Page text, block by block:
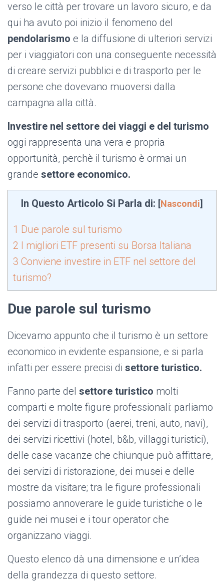
verso le città per trovare un lavoro sicuro, e da
qui ha avuto poi inizio il fenomeno del
pendolarismo e la diffusione di ulteriori servizi
per i viaggiatori con una conseguente necessità
di creare servizi pubblici e di trasporto per le
persone che dovevano muoversi dalla
campagna alla città.
Investire nel settore dei viaggi e del turismo
oggi rappresenta una vera e propria
opportunità, perchè il turismo è ormai un
grande settore economico.
In Questo Articolo Si Parla di: [Nascondi]
1 Due parole sul turismo
2 I migliori ETF presenti su Borsa Italiana
3 Conviene investire in ETF nel settore del
turismo?
Due parole sul turismo
Dicevamo appunto che il turismo è un settore
economico in evidente espansione, e si parla
infatti per essere precisi di settore turistico.
Fanno parte del settore turistico molti
comparti e molte figure professionali: parliamo
dei servizi di trasporto (aerei, treni, auto, navi),
dei servizi ricettivi (hotel, b&b, villaggi turistici),
delle case vacanze che chiunque può affittare,
dei servizi di ristorazione, dei musei e delle
mostre da visitare; tra le figure professionali
possiamo annoverare le guide turistiche o le
guide nei musei e i tour operator che
organizzano viaggi.
Questo elenco dà una dimensione e un’idea
della grandezza di questo settore.